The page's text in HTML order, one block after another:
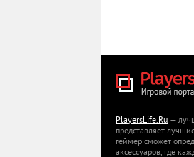
PlayersLife.Ru —
представляет
геймер сможет
аксессуаров, где